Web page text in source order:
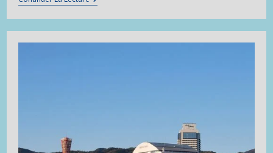
Kobe
À
Takamatsu